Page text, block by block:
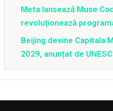
Meta lansează Muse
revoluționează
Beijing devine Capitala
2029, anunțat de